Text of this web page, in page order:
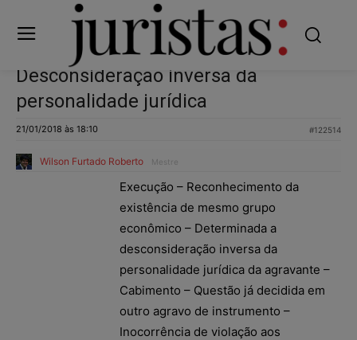
Desconsideração inversa da
personalidade jurídica
21/01/2018 às 18:10 #122514
Wilson Furtado Roberto Mestre
Execução – Reconhecimento da
existência de mesmo grupo
econômico – Determinada a
desconsideração inversa da
personalidade jurídica da agravante –
Cabimento – Questão já decidida em
outro agravo de instrumento –
Inocorrência de violação aos